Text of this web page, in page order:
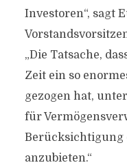
Investoren“, sagt
„Die Tatsache,
Zeit ein so
gezogen hat,
für
anzubieten.“